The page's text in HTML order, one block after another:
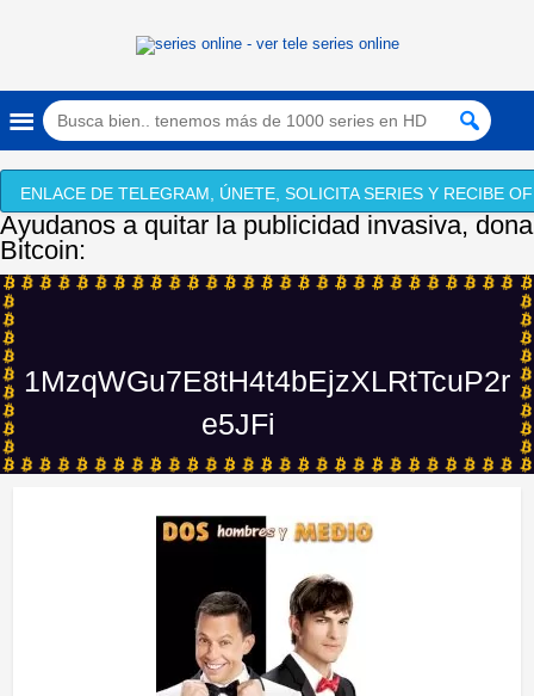
ENLACE DE TELEGRAM, ÚNETE, SOLICITA SERIES Y RECIBE
Ayudanos a quitar la publicidad invasiva, dona
Bitcoin:
1MzqWGu7E8tH4t4bEjzXLRtTcuP2r
e5JFi